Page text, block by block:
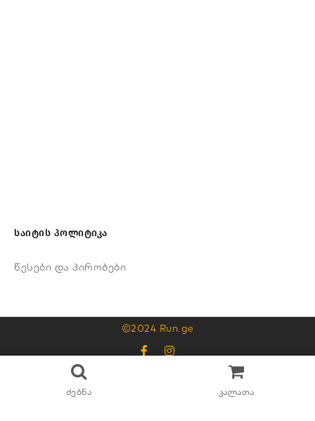
საიტის პოლიტიკა
წესები და პირობები
©2024 Run.ge
ძებნა კალათა